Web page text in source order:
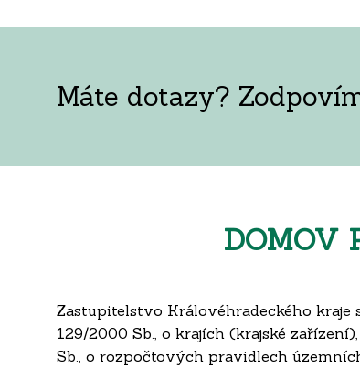
Máte dotazy?
DOMOV
Zastupitelstvo Královéhradeckého kraje
129/2000 Sb., o krajích (krajské
Sb., o rozpočtových pravidlech